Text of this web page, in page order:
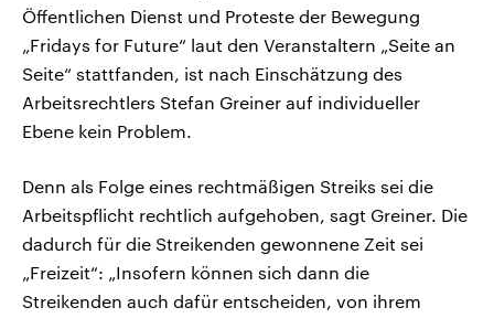
Öffentlichen Dienst und Proteste der Bewegung
„Fridays for Future“ laut den Veranstaltern „Seite an
Seite“ stattfanden, ist nach Einschätzung des
Arbeitsrechtlers Stefan Greiner auf individueller
Ebene kein Problem.
Denn als Folge eines rechtmäßigen Streiks sei die
Arbeitspflicht rechtlich aufgehoben, sagt Greiner. Die
dadurch für die Streikenden gewonnene Zeit sei
„Freizeit“: „Insofern können sich dann die
Streikenden auch dafür entscheiden, von ihrem